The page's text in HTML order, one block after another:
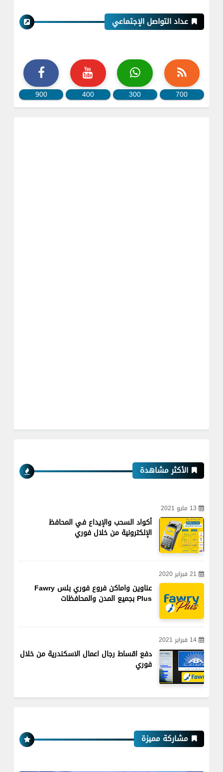
عداد التواصل الإجتماعي
700
300
400
900
الأكثر مشاهدة
13 مايو 2021
أكواد السحب والإيداع في المحافظ
الإلكترونية من خلال فوري
21 فبراير 2020
عناوين واماكن فروع فوري بلس Fawry
Plus بجميع المدن والمحافظات
14 فبراير 2021
دفع اقساط رجال اعمال الاسكندرية من خلال
فوري
مشاركة مميزة